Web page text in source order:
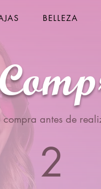
BELLEZA
compra antes de
2